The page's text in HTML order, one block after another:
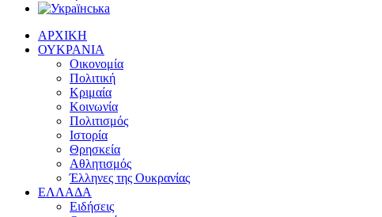
ΑΡΧΙΚΗ
ΟΥΚΡΑΝΙΑ
Οικονομία
Πολιτική
Κριμαία
Κοινωνία
Πολιτισμός
Ιστορία
Θρησκεία
Αθλητισμός
Έλληνες της Ουκρανίας
ΕΛΛΑΔΑ
Ειδήσεις